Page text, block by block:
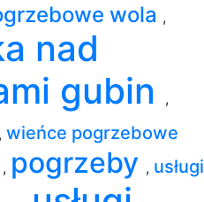
wola ,
nad
gubin
,
, wieńce pogrzebowe
, pogrzeby , usługi